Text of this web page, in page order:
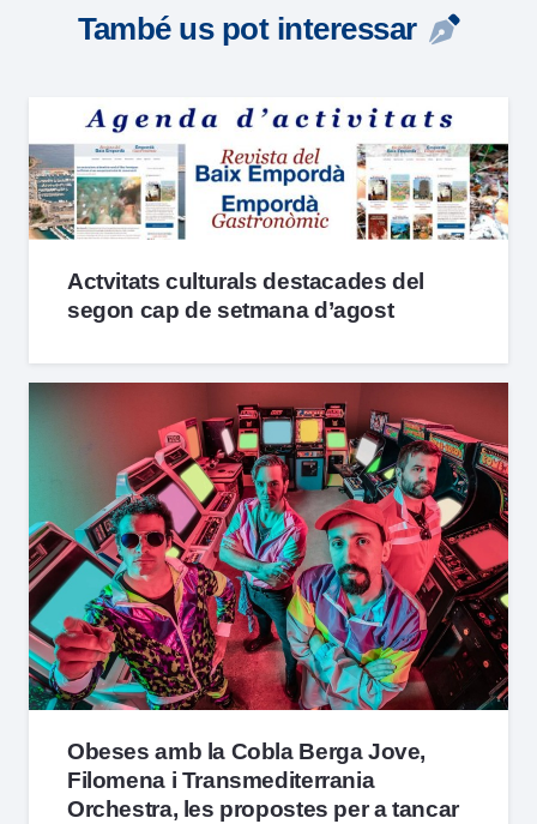
També us pot interessar
Actvitats culturals destacades del
segon cap de setmana d’agost
Obeses amb la Cobla Berga Jove,
Filomena i Transmediterrania
Orchestra, les propostes per a tancar